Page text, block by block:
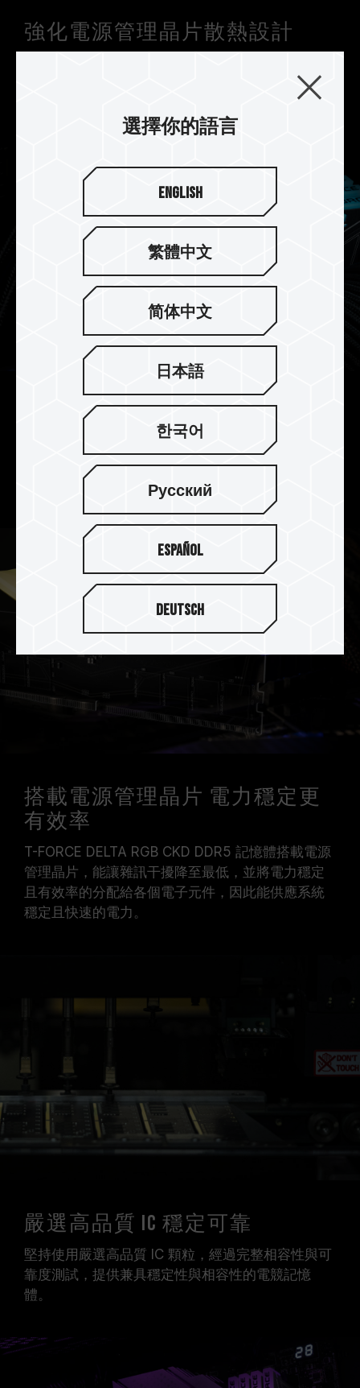
強化電源管理晶片散熱設計
熱矽膠，強化電源管理晶片散熱設計，有效穩定電
On-die ECC 除錯機制 系統更穩定
T-FORCE DELTA RGB CKD DDR5 記憶體支援 On-
die ECC 除錯機制，提供錯誤修正與偵測功能，在
追求效能的同時讓系統更穩定。
搭載電源管理晶片 電力穩定更
有效率
T-FORCE DELTA RGB CKD DDR5 記憶體搭載電源
管理晶片，能讓雜訊干擾降至最低，並將電力穩定
且有效率的分配給各個電子元件，因此能供應系統
穩定且快速的電力。
嚴選高品質 IC 穩定可靠
堅持使用嚴選高品質 IC 顆粒，經過完整相容性與可
靠度測試，提供兼具穩定性與相容性的電競記憶
體。
選擇你的語言
English
繁體中文
简体中文
日本語
한국어
Русский
Español
Deutsch